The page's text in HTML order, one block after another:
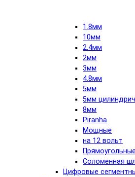
1.8мм
10мм
2.4мм
2мм
3мм
4.8мм
5мм
5мм
8мм
Piranha
Мощные
на 12 вольт
Прямоугольные
Соломенная
Цифровые